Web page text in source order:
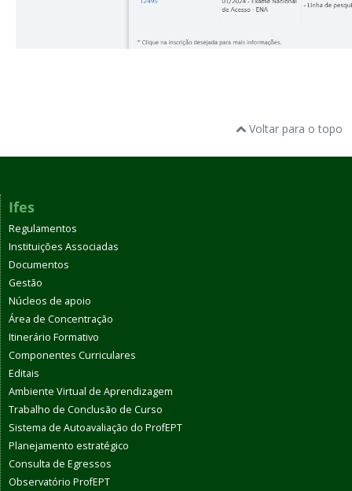
Voltar para o topo
Ifes
Regulamentos
Instituições Associadas
Documentos
Gestão
Núcleos de apoio
Área de Concentração
Itinerário Formativo
Componentes Curriculares
Editais
Ambiente Virtual de Aprendizagem
Trabalho de Conclusão de Curso
Sistema de Autoavaliação do ProfEPT
Planejamento estratégico
Consulta de Egressos
Observatório ProfEPT